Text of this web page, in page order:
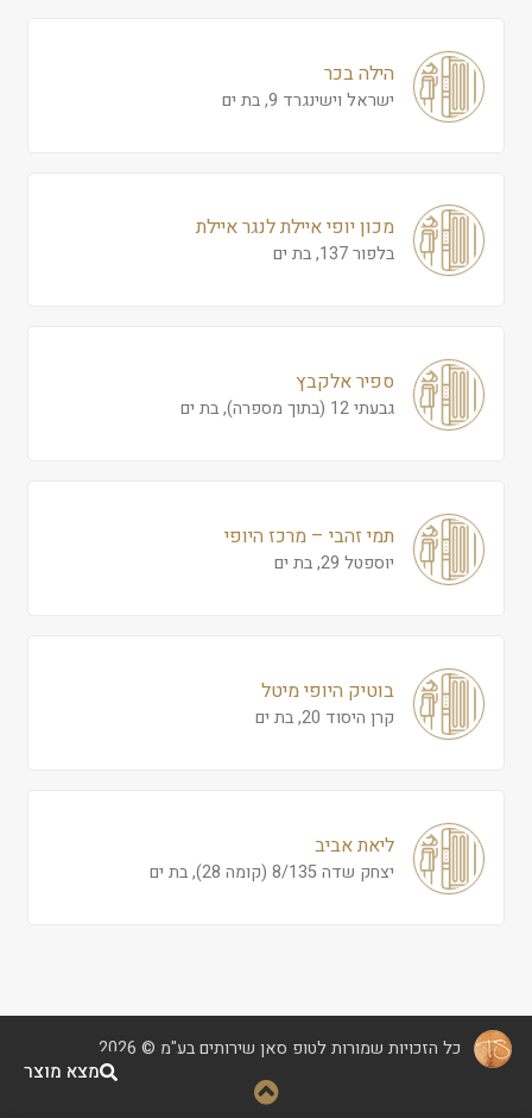
הילה בכר
ישראל וישינגרד 9, בת ים
מכון יופי איילת לנגר איילת
בלפור 137, בת ים
ספיר אלקבץ
גבעתי 12 (בתוך מספרה), בת ים
תמי זהבי – מרכז היופי
יוספטל 29, בת ים
בוטיק היופי מיטל
קרן היסוד 20, בת ים
ליאת אביב
יצחק שדה 8/135 (קומה 28), בת ים
כל הזכויות שמורות לטופ סאן שירותים בע"מ © 2026
מצא מוצר